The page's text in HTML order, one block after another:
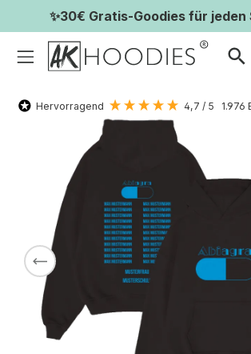
✨30€ Gratis-Goodies für jeden
Hervorragend 4,7 / 5 1.976